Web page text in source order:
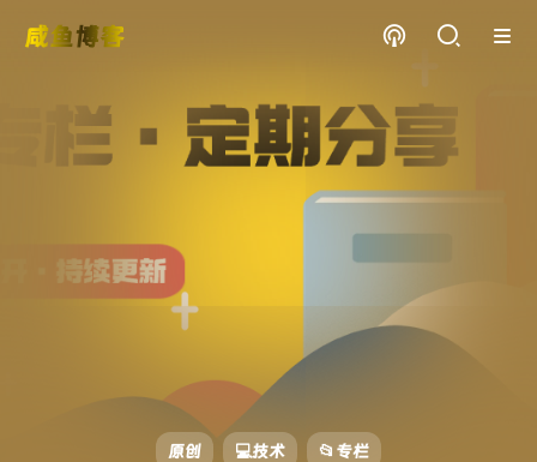
咸鱼博客
原创 💻技术 📂专栏